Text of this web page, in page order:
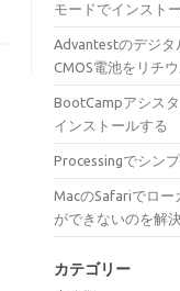
モードでインスト
Advantestのデジタ
CMOS電池をリチ
BootCampアシス
インストールする
Processingでシン
MacのSafariでロー
ができないのを解
カテゴリー